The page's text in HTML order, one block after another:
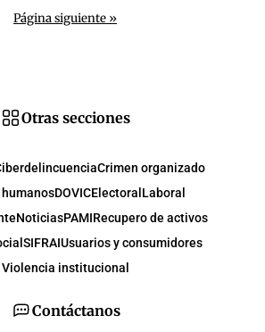
Página siguiente »
Contáctanos
Otras secciones
Crimen organizado
DOVICElectoral Laboral
NoticiasPAMIRecupero de activos
SIFRAIUsuarios y consumidores
Violencia institucional